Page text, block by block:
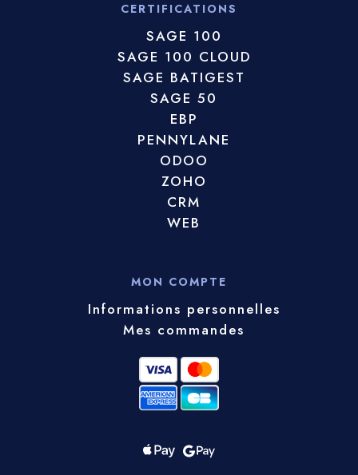
CERTIFICATIONS
SAGE 100
SAGE 100 CLOUD
SAGE BATIGEST
SAGE 50
EBP
PENNYLANE
ODOO
ZOHO
CRM
WEB
MON COMPTE
Informations personnelles
Mes commandes